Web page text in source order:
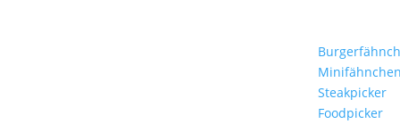
Minifähnchen
Steakpicker
Foodpicker